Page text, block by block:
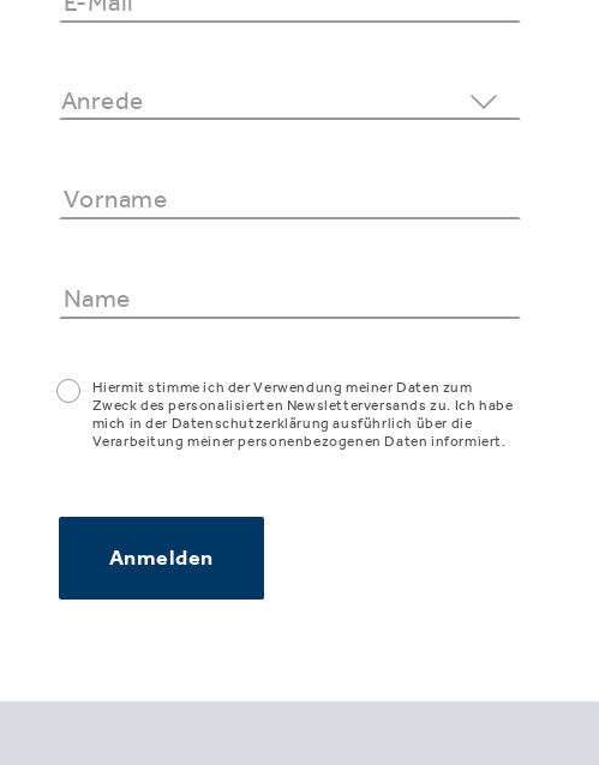
Hiermit stimme ich der Verwendung meiner Daten zum
Zweck des personalisierten Newsletterversands zu. Ich habe
mich in der Datenschutzerklärung ausführlich über die
Verarbeitung meiner personenbezogenen Daten informiert.
Anmelden